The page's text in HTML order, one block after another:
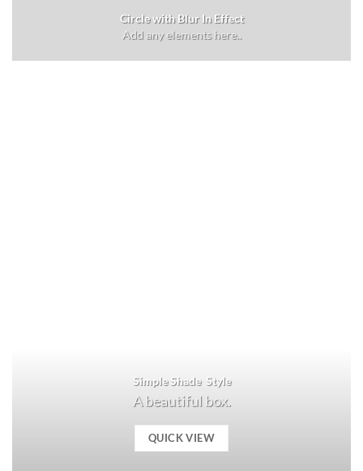
Circle with Blur In Effect
Add any elements here..
Simple Shade Style
A beautiful box.
QUICK VIEW